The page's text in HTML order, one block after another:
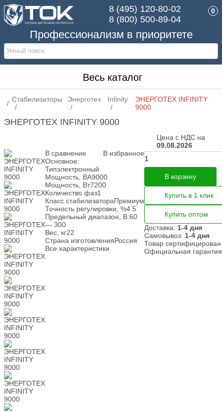
Профессионализм в приоритете
8 (495) 120-80-02
8 (800) 500-89-04
0
Весь каталог
Стабилизаторы Энерготех Infinity
ЭНЕРГОТЕХ INFINITY
9000
ЭНЕРГОТЕХ INFINITY 9000
Цена с НДС на
09.08.2026
В сравнение
В избранное
Основное:
Типэлектронный
Мощность, ВА9000
Мощность, Вт7200
Количество фаз1
Класс стабилизатораПремиум
Точность регулировки, %4.5
Предельный диапазон, В:60
— 300
Вес, кг22
Страна изготовленияРоссия
Все характеристики
В корзину
Купить в 1 клик
Купить оптом
Доставка: 1-4 дня
Самовывоз: 1-4 дня
Товар сертифицирован
Официальная гарантия